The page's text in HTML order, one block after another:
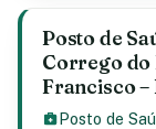
Posto de
Corrego do
Francisco –
Posto de